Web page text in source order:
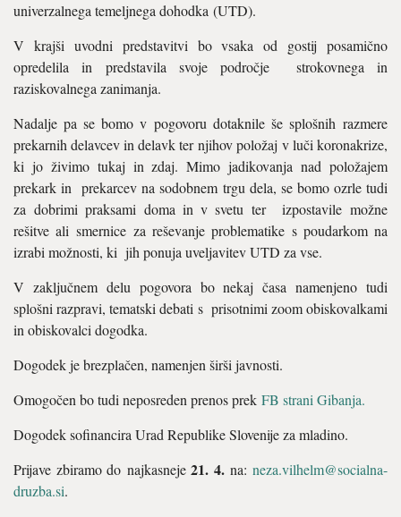
univerzalnega temeljnega dohodka (UTD).
V krajši uvodni predstavitvi bo vsaka od gostij posamično
opredelila in predstavila svoje področje strokovnega in
raziskovalnega zanimanja.
Nadalje pa se bomo v pogovoru dotaknile še splošnih razmere
prekarnih delavcev in delavk ter njihov položaj v luči koronakrize,
ki jo živimo tukaj in zdaj. Mimo jadikovanja nad položajem
prekark in prekarcev na sodobnem trgu dela, se bomo ozrle tudi
za dobrimi praksami doma in v svetu ter izpostavile možne
rešitve ali smernice za reševanje problematike s poudarkom na
izrabi možnosti, ki jih ponuja uveljavitev UTD za vse.
V zaključnem delu pogovora bo nekaj časa namenjeno tudi
splošni razpravi, tematski debati s prisotnimi zoom obiskovalkami
in obiskovalci dogodka.
Dogodek je brezplačen, namenjen širši javnosti.
Omogočen bo tudi neposreden prenos prek FB strani Gibanja.
Dogodek sofinancira Urad Republike Slovenije za mladino.
Prijave zbiramo do najkasneje21. 4.na:neza.vilhelm@socialna-
druzba.si.